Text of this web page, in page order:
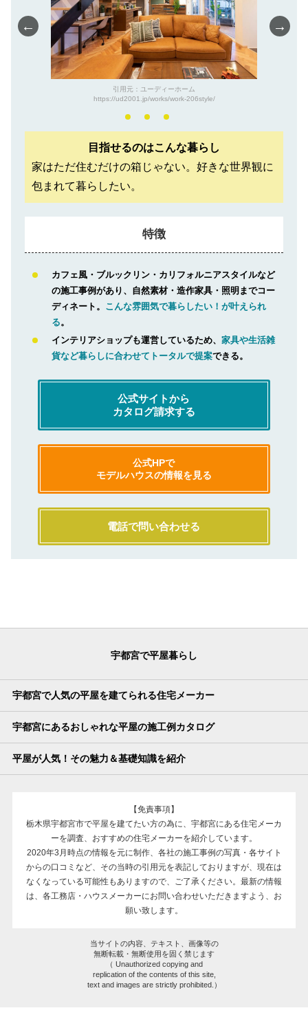
←
引用元：ユーディーホーム
https://ud2001.jp/works/work-206style/
→
目指せるのはこんな暮らし
家はただ住むだけの箱じゃない。好きな世界観に
包まれて暮らしたい。
特徴
カフェ風・ブルックリン・カリフォルニアスタイルなど
の施工事例があり、自然素材・造作家具・照明までコー
ディネート。 こんな雰囲気で暮らしたい！が叶えられ
る。
インテリアショップも運営しているため、家具や生活雑
貨など暮らしに合わせてトータルで提案できる。
公式サイトから
カタログ請求する
公式HPで
モデルハウスの情報を見る
電話で問い合わせる
宇都宮で平屋暮らし
宇都宮で人気の平屋を建てられる住宅メーカー
宇都宮にあるおしゃれな平屋の施工例カタログ
平屋が人気！その魅力＆基礎知識を紹介
【免責事項】
栃木県宇都宮市で平屋を建てたい方の為に、宇都宮にある住宅メーカ
ーを調査、おすすめの住宅メーカーを紹介しています。
2020年3月時点の情報を元に制作、各社の施工事例の写真・各サイト
からの口コミなど、その当時の引用元を表記しておりますが、現在は
なくなっている可能性もありますので、ご了承ください。最新の情報
は、各工務店・ハウスメーカーにお問い合わせいただきますよう、お
願い致します。
当サイトの内容、テキスト、画像等の
無断転載・無断使用を固く禁じます
（ Unauthorized copying and
replication of the contents of this site,
text and images are strictly prohibited.）